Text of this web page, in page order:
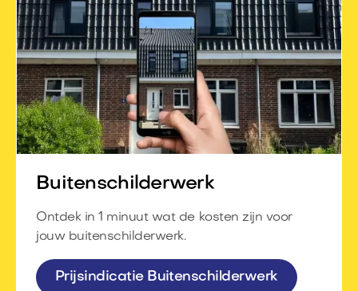
Buitenschilderwerk
Ontdek in 1 minuut wat de kosten zijn voor
jouw buitenschilderwerk.
Prijsindicatie Buitenschilderwerk